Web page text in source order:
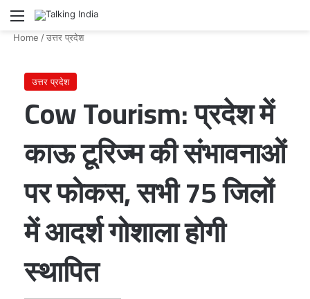
Menu
Home /उत्तर प्रदेश
उत्तर प्रदेश
Cow Tourism: प्रदेश में
काऊ टूरिज्म की संभावनाओं
पर फोकस, सभी 75 जिलों
में आदर्श गोशाला होगी
स्थापित